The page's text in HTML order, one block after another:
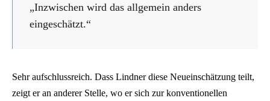
„Inzwischen wird das allgemein anders
eingeschätzt.“
Sehr aufschlussreich. Dass Lindner diese Neueinschätzung teilt,
zeigt er an anderer Stelle, wo er sich zur konventionellen